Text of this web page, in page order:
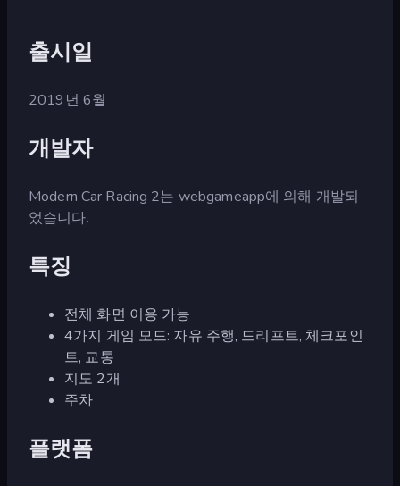
출시일
2019년 6월
개발자
Modern Car Racing 2는 webgameapp에 의해 개발되
었습니다.
특징
전체 화면 이용 가능
4가지 게임 모드: 자유 주행, 드리프트, 체크포인
트, 교통
지도 2개
주차
플랫폼